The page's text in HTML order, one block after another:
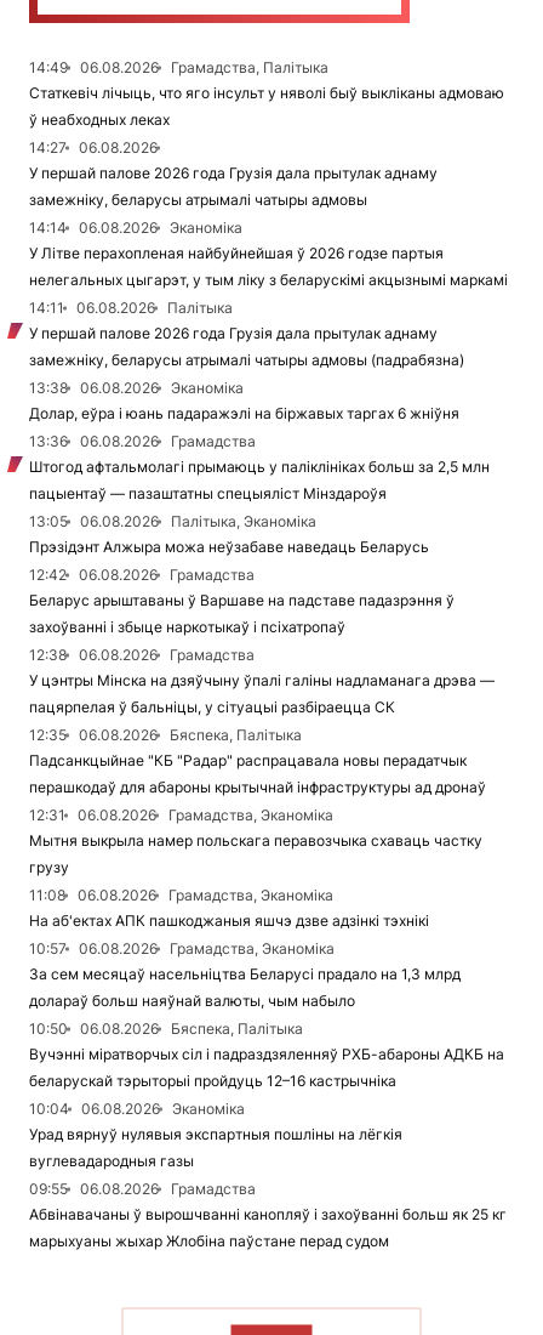
14:49 06.08.2026
Грамадства, Палітыка
Статкевіч лічыць, что яго інсульт у няволі быў выкліканы адмоваю
ў неабходных леках
14:27
06.08.2026
У першай палове 2026 года Грузія дала прытулак аднаму
замежніку, беларусы атрымалі чатыры адмовы
14:14
06.08.2026
Эканоміка
У Літве перахопленая найбуйнейшая ў 2026 годзе партыя
нелегальных цыгарэт, у тым ліку з беларускімі акцызнымі маркамі
14:11
06.08.2026
Палітыка
У першай палове 2026 года Грузія дала прытулак аднаму
замежніку, беларусы атрымалі чатыры адмовы (падрабязна)
13:38
06.08.2026
Эканоміка
Долар, еўра і юань падаражэлі на біржавых таргах 6 жніўня
13:36
06.08.2026
Грамадства
Штогод афтальмолагі прымаюць у паліклініках больш за 2,5 млн
пацыентаў — пазаштатны спецыяліст Мінздароўя
13:05
06.08.2026
Палітыка, Эканоміка
Прэзідэнт Алжыра можа неўзабаве наведаць Беларусь
12:42
06.08.2026
Грамадства
Беларус арыштаваны ў Варшаве на падставе падазрэння ў
захоўванні і збыце наркотыкаў і псіхатропаў
12:38
06.08.2026
Грамадства
У цэнтры Мінска на дзяўчыну ўпалі галіны надламанага дрэва —
пацярпелая ў бальніцы, у сітуацыі разбіраецца СК
12:35
06.08.2026
Бяспека, Палітыка
Падсанкцыйнае "КБ "Радар" распрацавала новы перадатчык
перашкодаў для абароны крытычнай інфраструктуры ад дронаў
12:31
06.08.2026
Грамадства, Эканоміка
Мытня выкрыла намер польскага перавозчыка схаваць частку
грузу
11:08
06.08.2026
Грамадства, Эканоміка
На аб'ектах АПК пашкоджаныя яшчэ дзве адзінкі тэхнікі
10:57
06.08.2026
Грамадства, Эканоміка
За сем месяцаў насельніцтва Беларусі прадало на 1,3 млрд
долараў больш наяўнай валюты, чым набыло
10:50
06.08.2026
Бяспека, Палітыка
Вучэнні міратворчых сіл і падраздзяленняў РХБ-абароны АДКБ на
беларускай тэрыторыі пройдуць 12–16 кастрычніка
10:04
06.08.2026
Эканоміка
Урад вярнуў нулявыя экспартныя пошліны на лёгкія
вуглевадародныя газы
09:55
06.08.2026
Грамадства
Абвінавачаны ў вырошчванні канопляў і захоўванні больш як 25 кг
марыхуаны жыхар Жлобіна паўстане перад судом